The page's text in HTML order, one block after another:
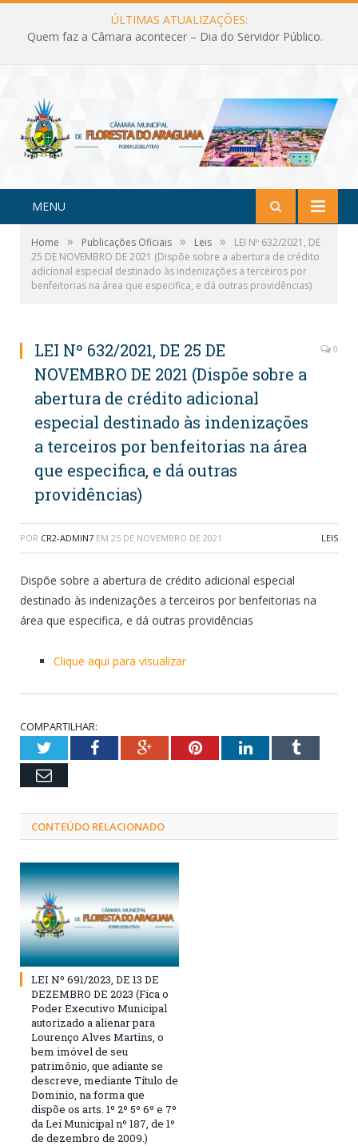
ÚLTIMAS ATUALIZAÇÕES:
Quem faz a Câmara acontecer – Dia do Servidor Público.
MENU
Home » Publicações Oficiais » Leis »
LEI Nº 632/2021, DE
25 DE NOVEMBRO DE 2021 (Dispõe sobre a abertura de crédito
adicional especial destinado às indenizações a terceiros por
benfeitorias na área que especifica, e dá outras providências)
LEI Nº 632/2021, DE 25 DE
NOVEMBRO DE 2021 (Dispõe sobre a
abertura de crédito adicional
especial destinado às indenizações
a terceiros por benfeitorias na área
que especifica, e dá outras
providências)
0
POR CR2-ADMIN7 EM 25 DE NOVEMBRO DE 2021 LEIS
Dispõe sobre a abertura de crédito adicional especial
destinado às indenizações a terceiros por benfeitorias na
área que especifica, e dá outras providências
Clique aqui para visualizar
COMPARTILHAR:
TwitterFacebookGoogle+PinterestLinkedInTumblr
Email
CONTEÚDO RELACIONADO
LEI Nº 691/2023, DE 13 DE
DEZEMBRO DE 2023 (Fica o
Poder Executivo Municipal
autorizado a alienar para
Lourenço Alves Martins, o
bem imóvel de seu
patrimônio, que adiante se
descreve, mediante Título de
Dominio, na forma que
dispõe os arts. 1º 2º 5º 6º e 7º
da Lei Municipal nº 187, de 1º
de dezembro de 2009.)